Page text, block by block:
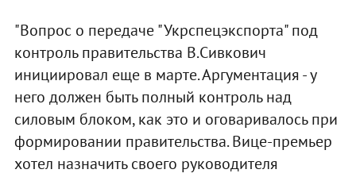
"Вопрос о передаче "Укрспецэкспорта" под
контроль правительства В.Сивкович
инициировал еще в марте. Аргументация - у
него должен быть полный контроль над
силовым блоком, как это и оговаривалось при
формировании правительства. Вице-премьер
хотел назначить своего руководителя